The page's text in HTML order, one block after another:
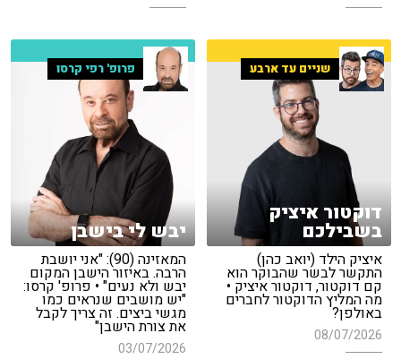
שניים עד ארבע
דוקטור איציק
בשבילכם
איציק הילד (יואב כהן)
התקשר לבשר שהבוקר הוא
קם דוקטור, דוקטור איציק •
מה המליץ הדוקטור לחברים
באולפן?
08/07/2026
פרופ' רפי קרסו
יבש לי בישבן
המאזינה (90): "אני יושבת
הרבה. באיזור הישבן המקום
יבש ולא נעים" • פרופ' קרסו:
"יש מושבים שנראים כמו
מגשי ביצים. זה צריך לקבל
את צורת הישבן"
03/07/2026